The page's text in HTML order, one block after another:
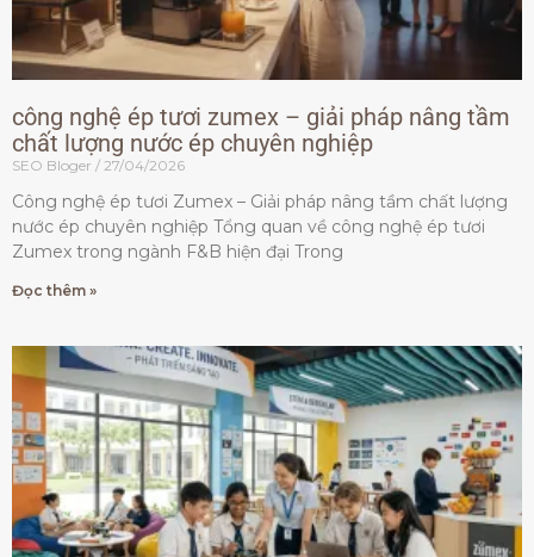
công nghệ ép tươi zumex – giải pháp nâng tầm
chất lượng nước ép chuyên nghiệp
SEO Bloger 27/04/2026
Công nghệ ép tươi Zumex – Giải pháp nâng tầm chất lượng
nước ép chuyên nghiệp Tổng quan về công nghệ ép tươi
Zumex trong ngành F&B hiện đại Trong
Đọc thêm »